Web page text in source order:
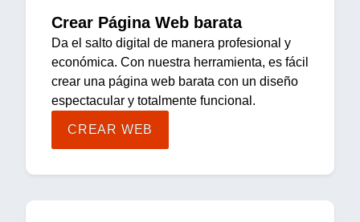
Crear Página Web barata
Da el salto digital de manera profesional y
económica. Con nuestra herramienta, es fácil
crear una página web barata con un diseño
espectacular y totalmente funcional.
CREAR WEB